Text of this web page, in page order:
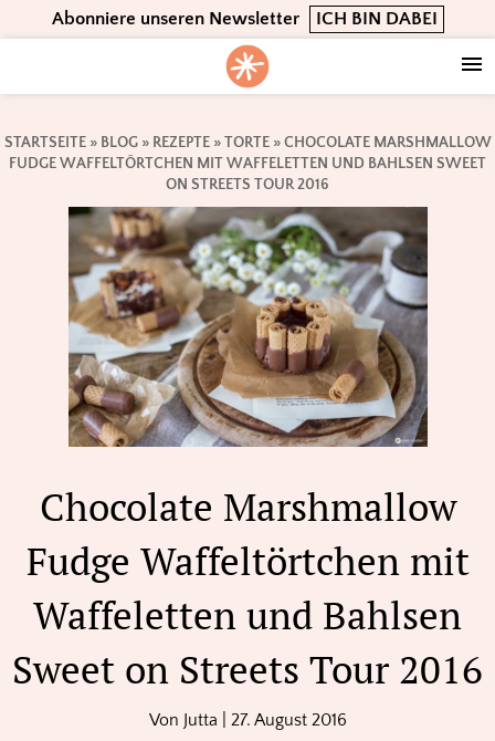
to
navigation
to
content
to
Abonniere unseren Newsletter ICH BIN DABEI
STARTSEITE» BLOG» REZEPTE»TORTE»CHOCOLATE MARSHMALLOW
FUDGE WAFFELTÖRTCHEN MIT WAFFELETTEN UND BAHLSEN SWEET
ON STREETS TOUR 2016
Chocolate Marshmallow
Fudge Waffeltörtchen mit
Waffeletten und Bahlsen
Sweet on Streets Tour 2016
Von Jutta 27. August 2016